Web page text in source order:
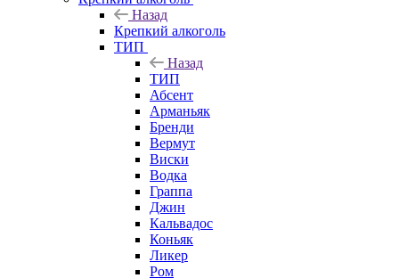
Назад
Крепкий алкоголь
ТИП
Назад
ТИП
Абсент
Арманьяк
Бренди
Вермут
Виски
Водка
Граппа
Джин
Кальвадос
Коньяк
Ликер
Ром